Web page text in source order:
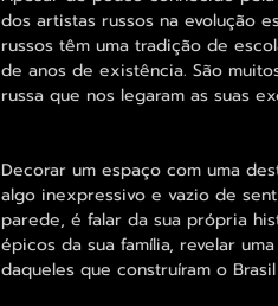
dos artistas russos na evolução
russos têm uma tradição de
de anos de existência. São
russa que nos legaram as suas
Decorar um espaço com uma
algo inexpressivo e vazio de
parede, é falar da sua própria
épicos da sua família, revelar
daqueles que construíram o